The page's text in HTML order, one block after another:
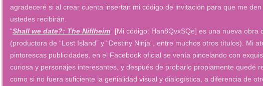
agradeceré si al crear cuenta insertan mi código de invitación para que me
ustedes recibirán.
“Shall we date?: The Niflheim” [Mi código: Han8QvxSQe] es una nueva obra
(productora de “Lost Island” y “Destiny Ninja”, entre muchos otros títulos). Mi
pintorescas publicidades, en el Facebook oficial se venía pincelando con
curiosa y personajes interesantes, y después de probarlo propiamente quedé
como si no fuera suficiente la genialidad visual y dialogística, a diferencia de